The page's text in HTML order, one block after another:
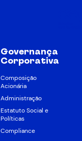
Governança
Corporativa
Composição
Acionária
Administração
Estatuto Social e
Políticas
Compliance